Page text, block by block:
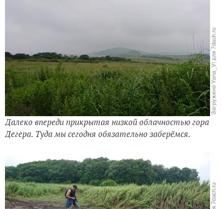
Далеко впереди прикрытая низкой облачностью гора
Дегера. Туда мы сегодня обязательно заберёмся.
Вот такая дорога...